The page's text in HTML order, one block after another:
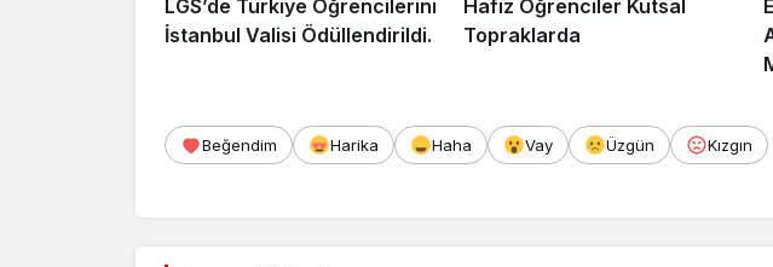
LGS’de Türkiye Öğrencilerini
İstanbul Valisi Ödüllendirildi.
Hafız Öğrenciler Kutsal
Topraklarda
Beğendim Harika Haha Vay Üzgün Kızgın